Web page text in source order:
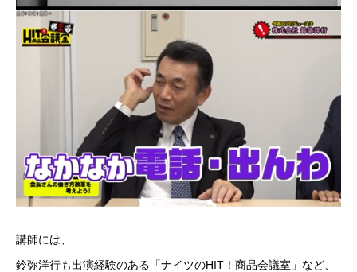
講師には、
鈴弥洋行も出演経験のある「ナイツのHIT！商品会議室」など、